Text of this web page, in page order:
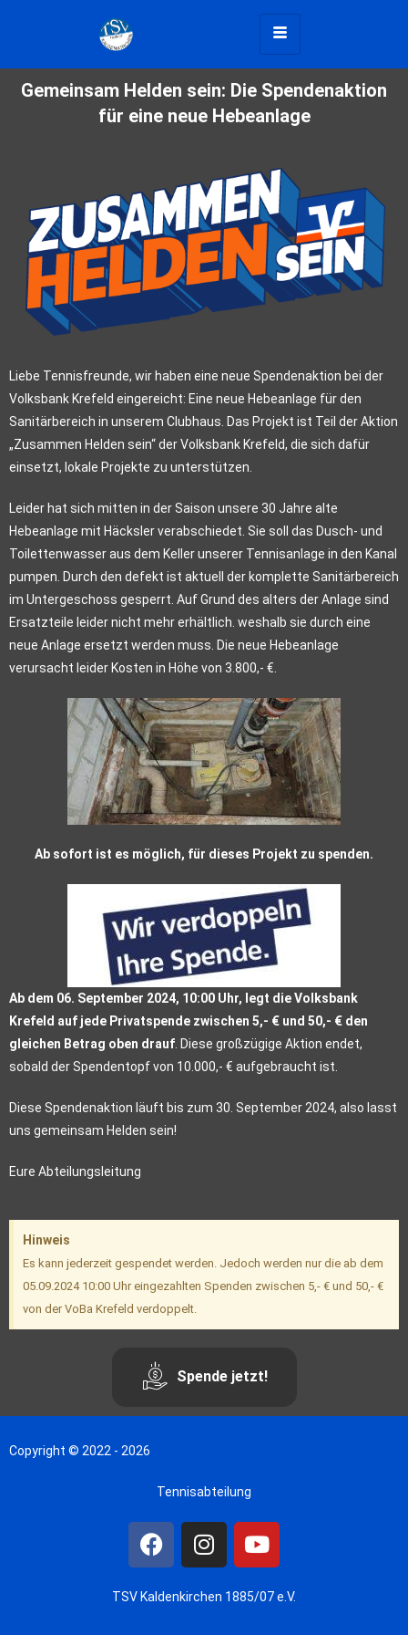
Gemeinsam Helden sein: Die Spendenaktion
für eine neue Hebeanlage
Liebe Tennisfreunde, wir haben eine neue Spendenaktion bei der
Volksbank Krefeld eingereicht: Eine neue Hebeanlage für den
Sanitärbereich in unserem Clubhaus. Das Projekt ist Teil der Aktion
„Zusammen Helden sein“ der Volksbank Krefeld, die sich dafür
einsetzt, lokale Projekte zu unterstützen.
Leider hat sich mitten in der Saison unsere 30 Jahre alte
Hebeanlage mit Häcksler verabschiedet. Sie soll das Dusch- und
Toilettenwasser aus dem Keller unserer Tennisanlage in den Kanal
pumpen. Durch den defekt ist aktuell der komplette Sanitärbereich
im Untergeschoss gesperrt. Auf Grund des alters der Anlage sind
Ersatzteile leider nicht mehr erhältlich. weshalb sie durch eine
neue Anlage ersetzt werden muss. Die neue Hebeanlage
verursacht leider Kosten in Höhe von 3.800,- €.
Ab sofort ist es möglich, für dieses Projekt zu spenden.
Ab dem 06. September 2024, 10:00 Uhr, legt die Volksbank
Krefeld auf jede Privatspende zwischen 5,- € und 50,- € den
gleichen Betrag oben drauf . Diese großzügige Aktion endet,
sobald der Spendentopf von 10.000,- € aufgebraucht ist.
Diese Spendenaktion läuft bis zum 30. September 2024, also lasst
uns gemeinsam Helden sein!
Eure Abteilungsleitung
Hinweis
Es kann jederzeit gespendet werden. Jedoch werden nur die ab dem
05.09.2024 10:00 Uhr eingezahlten Spenden zwischen 5,- € und 50,- €
von der VoBa Krefeld verdoppelt.
Spende jetzt!
Copyright © 2022 - 2026
Tennisabteilung
TSV Kaldenkirchen 1885/07 e.V.